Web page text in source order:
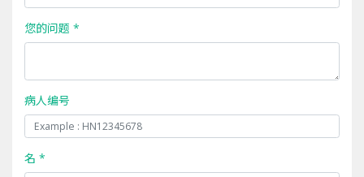
您的问题 *
病人编号
名 *